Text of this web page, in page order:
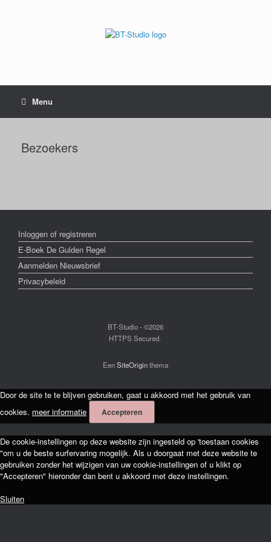
Menu
Bezoekers
Inloggen of registreren
E-Boek De Gulden Regel
Aanmelden Nieuwsbrief
Privacybeleid
BT-Studio - ©2026
HTTPS Secured.
EenSiteOriginthema
Door de site te te blijven gebruiken, gaat u akkoord met het gebruik van
cookies. meer informatie Accepteren
De cookie-instellingen op deze website zijn ingesteld op 'toestaan cookies
"om u de beste surfervaring mogelijk. Als u doorgaat met deze website te
gebruiken zonder het wijzigen van uw cookie-instellingen of u klikt op
"Accepteren" hieronder dan bent u akkoord met deze instellingen.
Sluiten